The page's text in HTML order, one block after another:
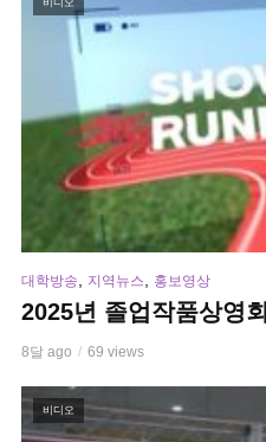
비디오
대학방송 지역뉴스 홍보영상
2025년 졸업작품상영회
8달 ago 69 views
비디오